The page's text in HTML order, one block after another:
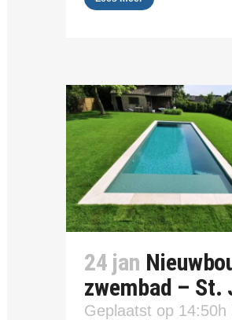
24 jan
zwembad – St.
Geplaatst op 14:50h